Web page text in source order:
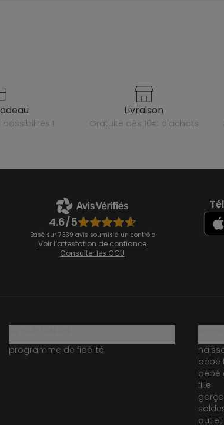
possibilités !
livraison
gratuite dès 10€ d'achats
4.6/5
Basé sur 7 339 avis soumis à un contrôle
Voir l’attestation de confiance
Consulter les CGU
programme de fidélité
bébé
bébé
fille
outlet